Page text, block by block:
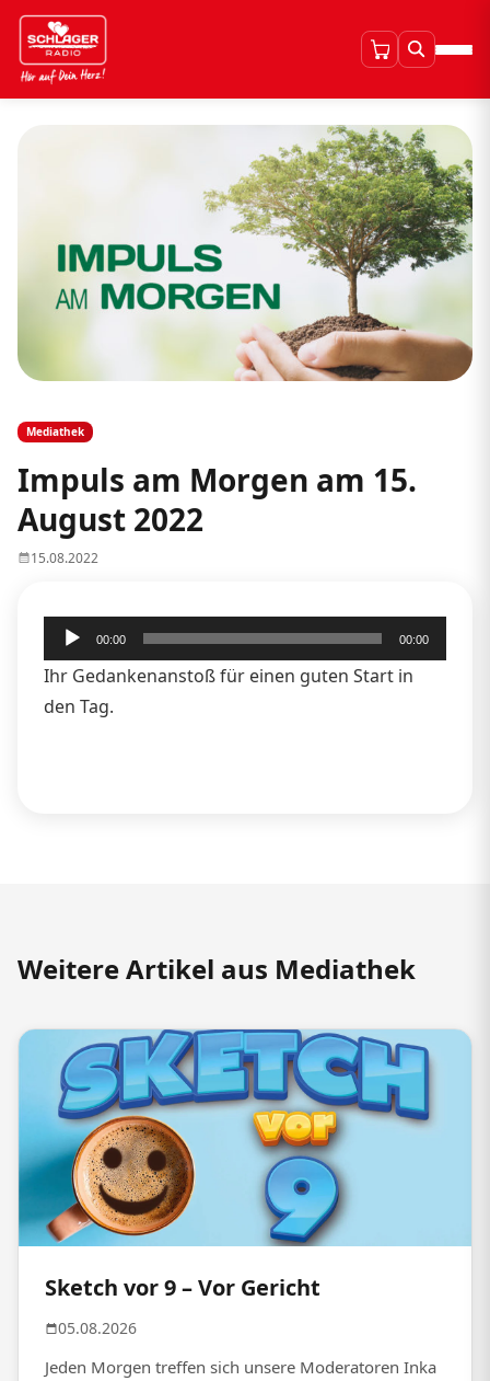
Mediathek
Impuls am Morgen am 15.
August 2022
15.08.2022
Audio-
Player
00:00 00:00
Ihr Gedankenanstoß für einen guten Start in
den Tag.
Weitere Artikel aus Mediathek
Sketch vor 9 – Vor Gericht
05.08.2026
Jeden Morgen treffen sich unsere Moderatoren Inka